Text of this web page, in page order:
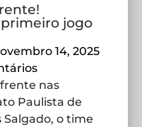
jogo
14, 2025
nas
Paulista de
Salgado, o time